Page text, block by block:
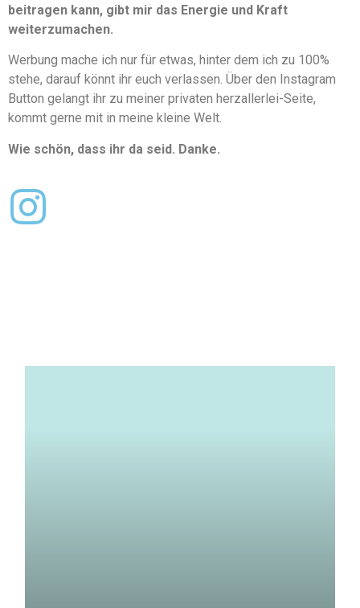
beitragen kann, gibt mir das Energie und Kraft
weiterzumachen.
Werbung mache ich nur für etwas, hinter dem ich zu 100%
stehe, darauf könnt ihr euch verlassen. Über den Instagram
Button gelangt ihr zu meiner privaten herzallerlei-Seite,
kommt gerne mit in meine kleine Welt.
Wie schön, dass ihr da seid. Danke.